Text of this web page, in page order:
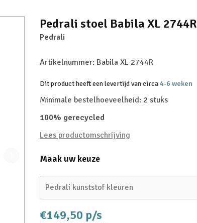
Pedrali stoel Babila XL 2744R
Pedrali
Artikelnummer: Babila XL 2744R
Dit product heeft een levertijd van circa4-6 weken
Minimale bestelhoeveelheid: 2 stuks
100% gerecycled
Lees productomschrijving
Maak uw keuze
Pedrali kunststof kleuren
€149,50 p/s